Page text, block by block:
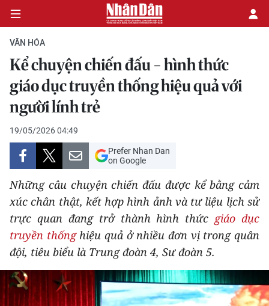
CHÍNH TRỊ
KINH TẾ
VĂN HÓA
XÃ HỘI
PHÁP LUẬT
DU LỊCH
THẾ GIỚI
THỂ THAO
VĂN HÓA
Kể chuyện chiến đấu - hình thức
giáo dục truyền thống hiệu quả với
người lính trẻ
19/05/2026 04:49
Prefer Nhan Dan
on Google
Những câu chuyện chiến đấu được kể bằng cảm
xúc chân thật, kết hợp hình ảnh và tư liệu lịch sử
trực quan đang trở thành hình thức giáo dục
truyền thốnghiệu quả ở nhiều đơn vị trong quân
đội, tiêu biểu là Trung đoàn 4, Sư đoàn 5.